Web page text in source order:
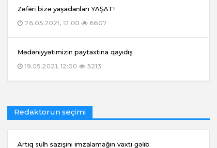
Zəfəri bizə yaşadanları YAŞAT!
26.05.2021, 12:00
6607
Mədəniyyətimizin paytaxtına qayıdış
19.05.2021, 12:00
5213
Redaktorun seçimi
Artıq sülh sazişini imzalamağın vaxtı gəlib